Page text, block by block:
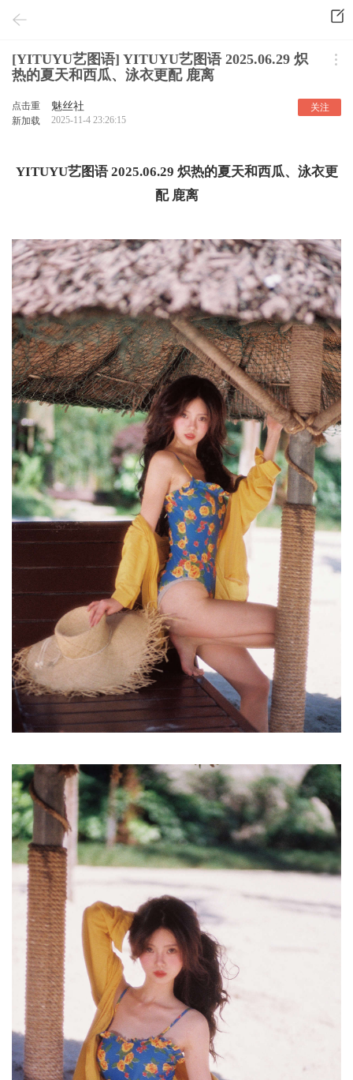
[YITUYU艺图语] YITUYU艺图语 2025.06.29 炽
热的夏天和西瓜、泳衣更配 鹿离
点击重
新加载
魅丝社
2025-11-4 23:26:15
关注
YITUYU艺图语 2025.06.29 炽热的夏天和西瓜、泳衣更
配 鹿离